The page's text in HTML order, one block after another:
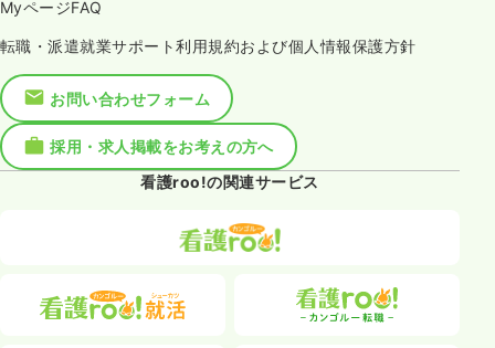
MyページFAQ
転職・派遣就業サポート利用規約および個人情報保護方針
お問い合わせフォーム
採用・求人掲載をお考えの方へ
看護roo!の関連サービス